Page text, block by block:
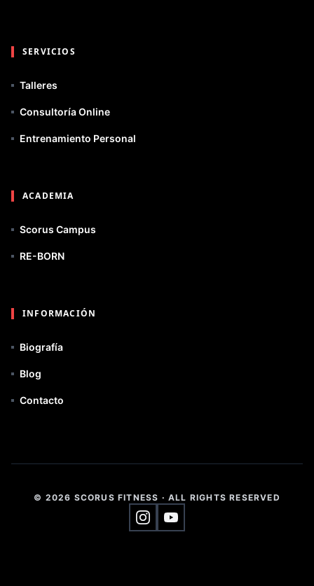
SERVICIOS
Talleres
Consultoría Online
Entrenamiento Personal
ACADEMIA
Scorus Campus
RE-BORN
INFORMACIÓN
Biografía
Blog
Contacto
© 2026 SCORUS FITNESS · ALL RIGHTS RESERVED